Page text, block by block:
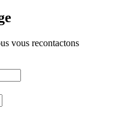
vous recontactons